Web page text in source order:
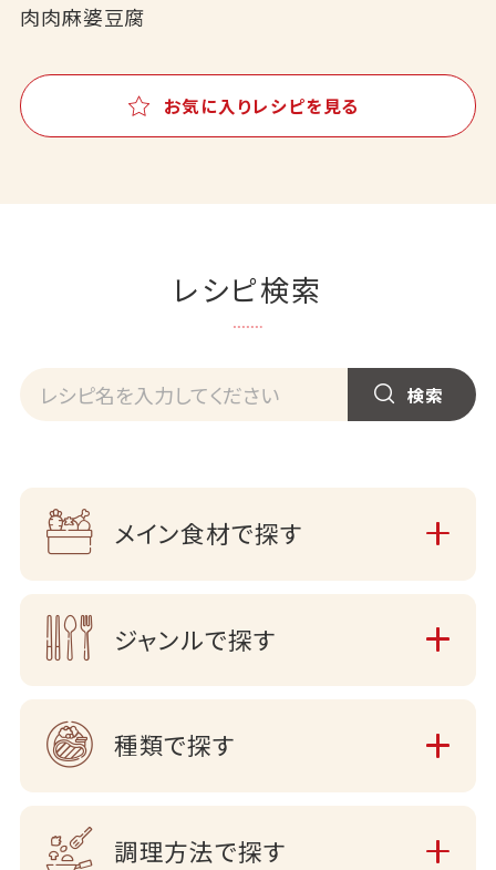
肉肉麻婆豆腐
お気に入りレシピを見る
レシピ検索
メイン食材で探す
ジャンルで探す
種類で探す
調理方法で探す